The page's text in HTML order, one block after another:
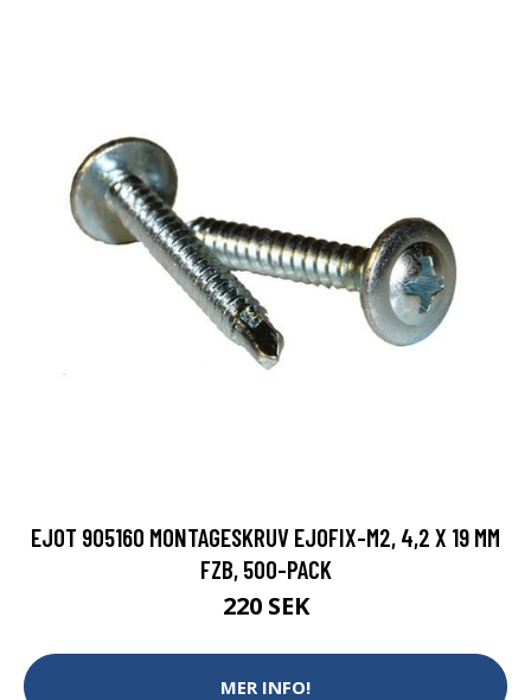
EJOT 905160 MONTAGESKRUV EJOFIX-M2, 4,2 X 19 MM
FZB, 500-PACK
220 SEK
MER INFO!